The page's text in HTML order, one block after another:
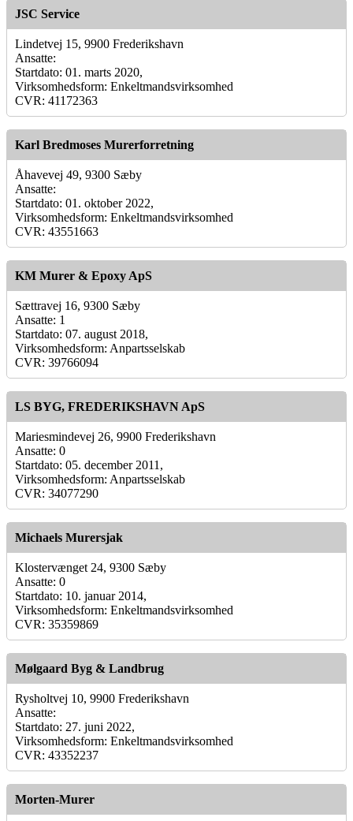
JSC Service
Lindetvej 15, 9900 Frederikshavn
Ansatte:
Startdato: 01. marts 2020,
Virksomhedsform: Enkeltmandsvirksomhed
CVR: 41172363
Karl Bredmoses Murerforretning
Åhavevej 49, 9300 Sæby
Ansatte:
Startdato: 01. oktober 2022,
Virksomhedsform: Enkeltmandsvirksomhed
CVR: 43551663
KM Murer & Epoxy ApS
Sættravej 16, 9300 Sæby
Ansatte: 1
Startdato: 07. august 2018,
Virksomhedsform: Anpartsselskab
CVR: 39766094
LS BYG, FREDERIKSHAVN ApS
Mariesmindevej 26, 9900 Frederikshavn
Ansatte: 0
Startdato: 05. december 2011,
Virksomhedsform: Anpartsselskab
CVR: 34077290
Michaels Murersjak
Klostervænget 24, 9300 Sæby
Ansatte: 0
Startdato: 10. januar 2014,
Virksomhedsform: Enkeltmandsvirksomhed
CVR: 35359869
Mølgaard Byg & Landbrug
Rysholtvej 10, 9900 Frederikshavn
Ansatte:
Startdato: 27. juni 2022,
Virksomhedsform: Enkeltmandsvirksomhed
CVR: 43352237
Morten-Murer